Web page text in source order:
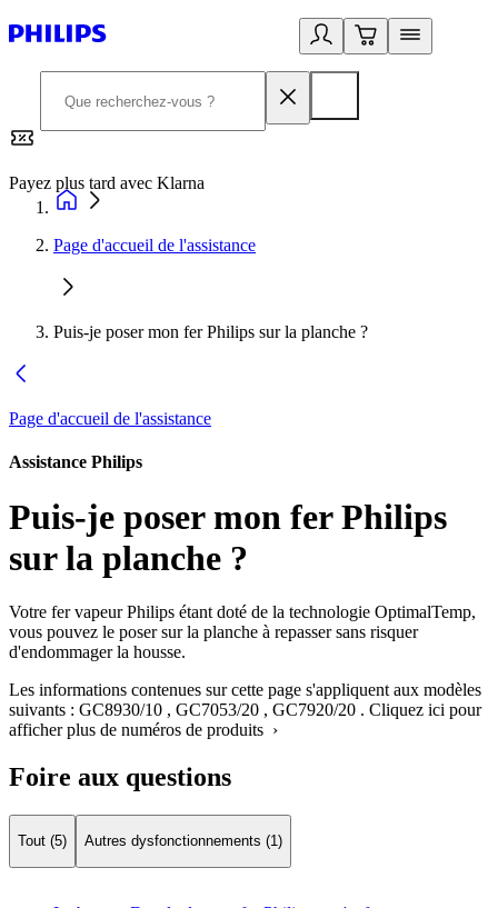
Payez plus tard avec Klarna
Page d'accueil de l'assistance
Puis-je poser mon fer Philips sur la planche ?
Page d'accueil de l'assistance
Assistance Philips
Puis-je poser mon fer Philips
sur la planche ?
Votre fer vapeur Philips étant doté de la technologie OptimalTemp,
vous pouvez le poser sur la planche à repasser sans risquer
d'endommager la housse.
Les informations contenues sur cette page s'appliquent aux modèles
suivants : GC8930/10 , GC7053/20 , GC7920/20 . Cliquez ici pour
afficher plus de numéros de produits ›
Foire aux questions
Tout (5) Autres dysfonctionnements (1)